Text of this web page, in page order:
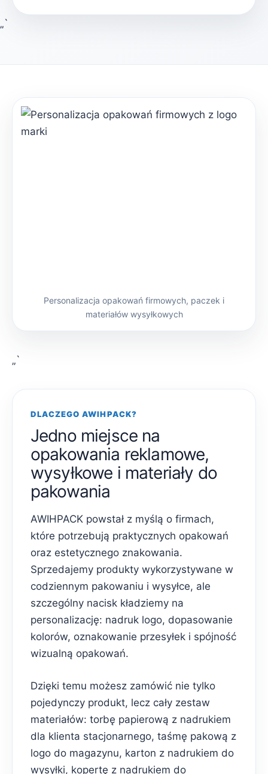
„`
Personalizacja opakowań firmowych, paczek i
materiałów wysyłkowych
„`
DLACZEGO AWIHPACK?
Jedno miejsce na
opakowania reklamowe,
wysyłkowe i materiały do
pakowania
AWIHPACK powstał z myślą o firmach,
które potrzebują praktycznych opakowań
oraz estetycznego znakowania.
Sprzedajemy produkty wykorzystywane w
codziennym pakowaniu i wysyłce, ale
szczególny nacisk kładziemy na
personalizację: nadruk logo, dopasowanie
kolorów, oznakowanie przesyłek i spójność
wizualną opakowań.
Dzięki temu możesz zamówić nie tylko
pojedynczy produkt, lecz cały zestaw
materiałów: torbę papierową z nadrukiem
dla klienta stacjonarnego, taśmę pakową z
logo do magazynu, karton z nadrukiem do
wysyłki, kopertę z nadrukiem do